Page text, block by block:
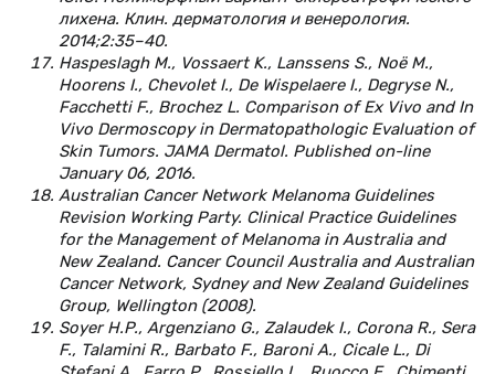
лихена. Клин. дерматология и венерология.
2014;2:35–40.
Haspeslagh M., Vossaert K., Lanssens S., Noё M.,
Hoorens I., Chevolet I., De Wispelaere I., Degryse N.,
Facchetti F., Brochez L. Comparison of Ex Vivo and In
Vivo Dermoscopy in Dermatopathologic Evaluation of
Skin Tumors. JAMA Dermatol. Published on-line
January 06, 2016.
Australian Cancer Network Melanoma Guidelines
Revision Working Party. Clinical Practice Guidelines
for the Management of Melanoma in Australia and
New Zealand. Cancer Council Australia and Australian
Cancer Network, Sydney and New Zealand Guidelines
Group, Wellington (2008).
Soyer H.P., Argenziano G., Zalaudek I., Corona R., Sera
F., Talamini R., Barbato F., Baroni A., Cicale L., Di